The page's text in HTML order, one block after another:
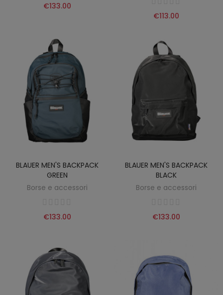
€133.00
€113.00
BLAUER MEN'S BACKPACK
GREEN
Borse e accessori
€133.00
BLAUER MEN'S BACKPACK
BLACK
Borse e accessori
€133.00